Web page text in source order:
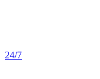
24/7